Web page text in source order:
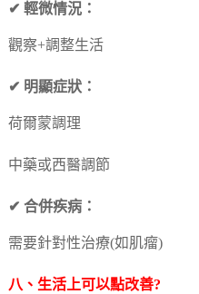
✔ 輕微情況：
觀察+調整生活
✔ 明顯症狀：
荷爾蒙調理
中藥或西醫調節
✔ 合併疾病：
需要針對性治療(如肌瘤)
八、生活上可以點改善?